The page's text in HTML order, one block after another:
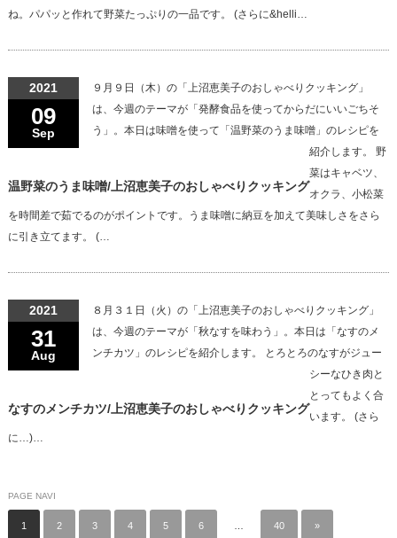
ね。パパッと作れて野菜たっぷりの一品です。 (さらに&helli…
2021
09
Sep
温野菜のうま味噌/上沼恵美子のおしゃべりクッキング
９月９日（木）の「上沼恵美子のおしゃべりクッキング」
は、今週のテーマが「発酵食品を使ってからだにいいごちそ
う」。本日は味噌を使って「温野菜のうま味噌」のレシピを
紹介します。 野
菜はキャベツ、
オクラ、小松菜
を時間差で茹でるのがポイントです。うま味噌に納豆を加えて美味しさをさら
に引き立てます。 (…
2021
31
Aug
なすのメンチカツ/上沼恵美子のおしゃべりクッキング
８月３１日（火）の「上沼恵美子のおしゃべりクッキング」
は、今週のテーマが「秋なすを味わう」。本日は「なすのメ
ンチカツ」のレシピを紹介します。 とろとろのなすがジュー
シーなひき肉と
とってもよく合
います。 (さら
に…)…
PAGE NAVI
1 2 3 4 5 6 40 »